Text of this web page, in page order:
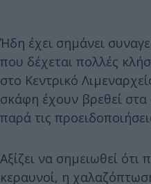
Ήδη έχει σημάνει
που δέχεται πολλές
στο Κεντρικό
σκάφη έχουν βρεθεί
παρά τις
Αξίζει να σημειωθεί
κεραυνοί, η